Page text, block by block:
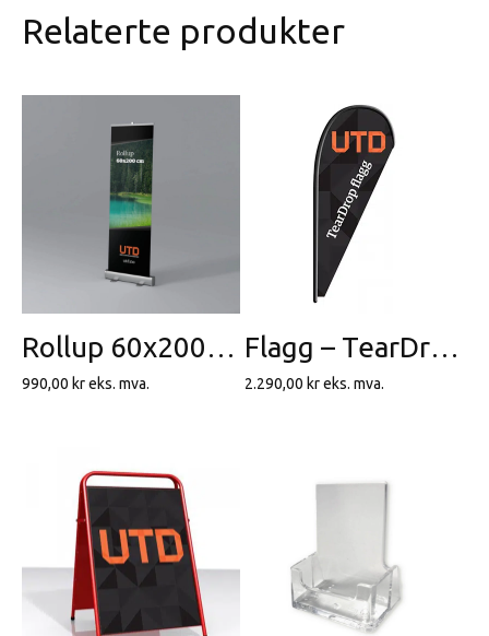
Relaterte produkter
Rollup 60x200cm
990,00 kreks. mva.
Flagg – TearDrop Small
2.290,00 kreks. mva.